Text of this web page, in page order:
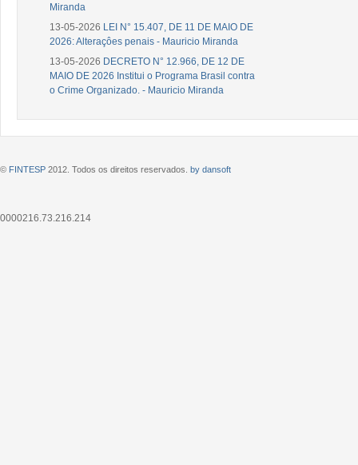
Miranda
13-05-2026 LEI N° 15.407, DE 11 DE MAIO DE
2026: Alteraçôes penais - Mauricio Miranda
13-05-2026 DECRETO N° 12.966, DE 12 DE
MAIO DE 2026 Institui o Programa Brasil contra
o Crime Organizado. - Mauricio Miranda
© FINTESP 2012. Todos os direitos reservados. by dansoft
0000216.73.216.214